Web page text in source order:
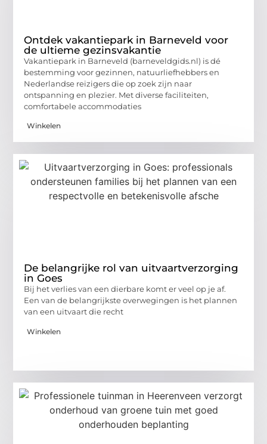
Ontdek vakantiepark in Barneveld voor
de ultieme gezinsvakantie
Vakantiepark in Barneveld (barneveldgids.nl) is dé
bestemming voor gezinnen, natuurliefhebbers en
Nederlandse reizigers die op zoek zijn naar
ontspanning en plezier. Met diverse faciliteiten,
comfortabele accommodaties
Winkelen
De belangrijke rol van uitvaartverzorging
in Goes
Bij het verlies van een dierbare komt er veel op je af.
Een van de belangrijkste overwegingen is het plannen
van een uitvaart die recht
Winkelen